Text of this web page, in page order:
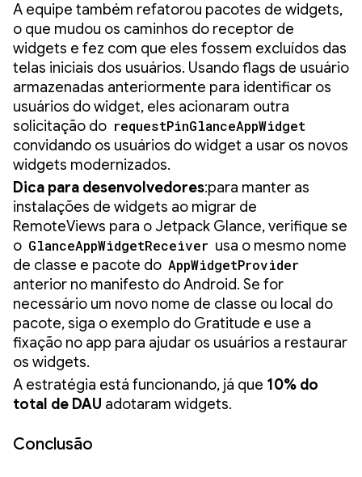
A equipe também refatorou pacotes de widgets,
o que mudou os caminhos do receptor de
widgets e fez com que eles fossem excluídos das
telas iniciais dos usuários. Usando flags de usuário
armazenadas anteriormente para identificar os
usuários do widget, eles acionaram outra
solicitação do requestPinGlanceAppWidget
convidando os usuários do widget a usar os novos
widgets modernizados.
Dica para desenvolvedores:para manter as
instalações de widgets ao migrar de
RemoteViews para o Jetpack Glance, verifique se
o GlanceAppWidgetReceiver usa o mesmo nome
de classe e pacote do AppWidgetProvider
anterior no manifesto do Android. Se for
necessário um novo nome de classe ou local do
pacote, siga o exemplo do Gratitude e use a
fixação no app para ajudar os usuários a restaurar
os widgets.
A estratégia está funcionando, já que 10% do
total de DAU adotaram widgets.
Conclusão